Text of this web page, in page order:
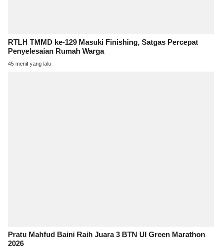
RTLH TMMD ke-129 Masuki Finishing, Satgas Percepat
Penyelesaian Rumah Warga
45 menit yang lalu
Pratu Mahfud Baini Raih Juara 3 BTN UI Green Marathon
2026